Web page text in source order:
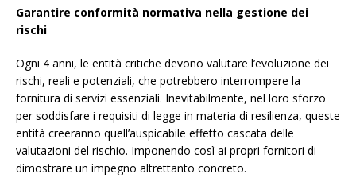
Garantire conformità normativa nella gestione dei
rischi
Ogni 4 anni, le entità critiche devono valutare l’evoluzione dei
rischi, reali e potenziali, che potrebbero interrompere la
fornitura di servizi essenziali. Inevitabilmente, nel loro sforzo
per soddisfare i requisiti di legge in materia di resilienza, queste
entità creeranno quell’auspicabile effetto cascata delle
valutazioni del rischio. Imponendo così ai propri fornitori di
dimostrare un impegno altrettanto concreto.